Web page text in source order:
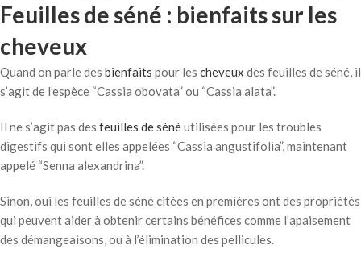
Feuilles de séné : bienfaits sur les
cheveux
Quand on parle des bienfaits pour les cheveux des feuilles de séné, il
s’agit de l’espèce “Cassia obovata” ou “Cassia alata”.
Il ne s’agit pas des feuilles de sénéutilisées pour les troubles
digestifs qui sont elles appelées “Cassia angustifolia”, maintenant
appelé “Senna alexandrina”.
Sinon, oui les feuilles de séné citées en premières ont des propriétés
qui peuvent aider à obtenir certains bénéfices comme l’apaisement
des démangeaisons, ou à l’élimination des pellicules.